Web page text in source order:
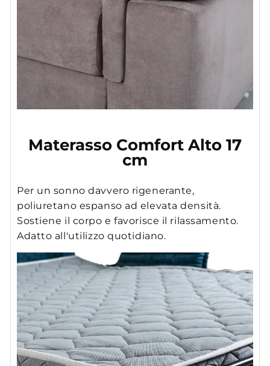
Materasso Comfort Alto 17
cm
Per un sonno davvero rigenerante,
poliuretano espanso ad elevata densità.
Sostiene il corpo e favorisce il rilassamento.
Adatto all'utilizzo quotidiano.